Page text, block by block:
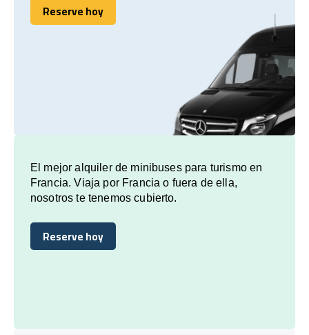
Reserve hoy
Reserve hoy
El mejor alquiler de minibuses para turismo en
Francia. Viaja por Francia o fuera de ella,
nosotros te tenemos cubierto.
Reserve hoy
Reserve hoy